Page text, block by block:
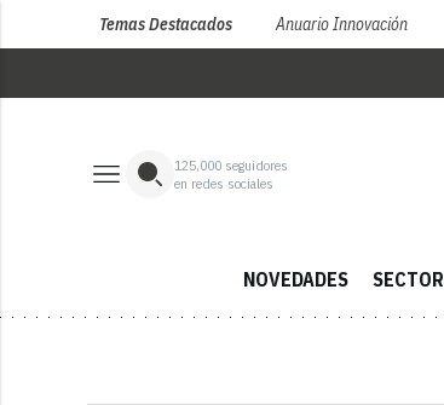
Temas Destacados Anuario Innovación
125,000 seguidores
en redes sociales
NOVEDADES SECTOR